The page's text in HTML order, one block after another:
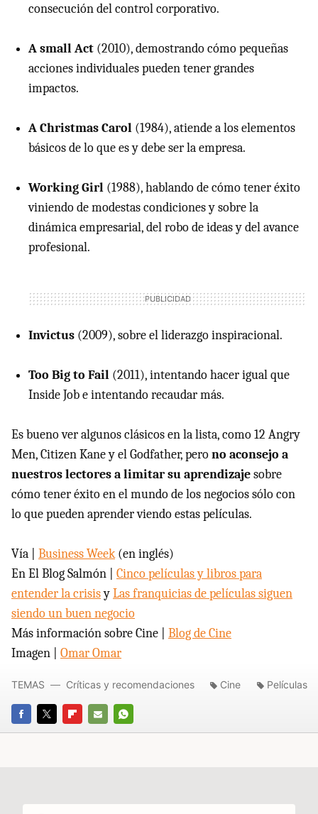
consecución del control corporativo.
A small Act (2010), demostrando cómo pequeñas
acciones individuales pueden tener grandes
impactos.
A Christmas Carol (1984), atiende a los elementos
básicos de lo que es y debe ser la empresa.
Working Girl (1988), hablando de cómo tener éxito
viniendo de modestas condiciones y sobre la
dinámica empresarial, del robo de ideas y del avance
profesional.
Invictus (2009), sobre el liderazgo inspiracional.
Too Big to Fail (2011), intentando hacer igual que
Inside Job e intentando recaudar más.
Es bueno ver algunos clásicos en la lista, como 12 Angry
Men, Citizen Kane y el Godfather, perono aconsejo a
nuestros lectores a limitar su aprendizajesobre
cómo tener éxito en el mundo de los negocios sólo con
lo que pueden aprender viendo estas películas.
Vía | Business Week(en inglés)
En El Blog Salmón | Cinco películas y libros para
entender la crisisyLas franquicias de películas siguen
siendo un buen negocio
Más información sobre Cine | Blog de Cine
Imagen | Omar Omar
FACEBOOK
TWITTERFLIPBOARD
E-
WHATSAPP
TEMAS Críticas y recomendaciones Cine Películas